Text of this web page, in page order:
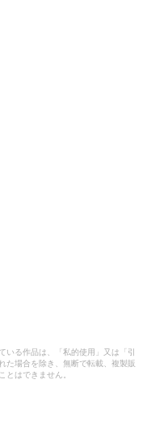
いる作品は、「私的使用」又は「引
た場合を除き、無断で転載、複製販
とはできません。